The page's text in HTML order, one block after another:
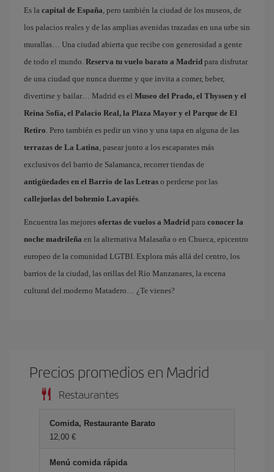
Es la capital de España, pero también la ciudad de los museos, de
los palacios reales y de las amplias avenidas trazadas en una urbe sin
murallas… Una ciudad abierta que recibe con generosidad a gente
de todo el mundo. Reserva tu vuelo barato a Madrid para disfrutar
de una ciudad que nunca duerme y que invita a comer, beber,
divertirse y bailar… Madrid es el Museo del Prado, el Thyssen y el
Reina Sofía, el Palacio Real, la Plaza Mayor y el Parque de El
Retiro. Pero también es pedir un vino y una tapa en alguna de las
terrazas de La Latina, pasear junto a los escaparates más
exclusivos del barrio de Salamanca, recorrer tiendas de
antigüedades en el Barrio de las Letras o perderse por las
callejuelas del bohemio Lavapiés.
Encuentra las mejores ofertas de vuelos a Madrid para conocer la
noche madrileña en la alternativa Malasaña o en Chueca, epicentro
europeo de la comunidad LGTBI. Explora más allá del centro, los
barrios de la ciudad, las orillas del Río Manzanares, la escena
cultural del moderno Matadero… ¿Te vienes?
Precios promedios en Madrid
Restaurantes
Comida, Restaurante Barato
12,00 €
Menú comida rápida